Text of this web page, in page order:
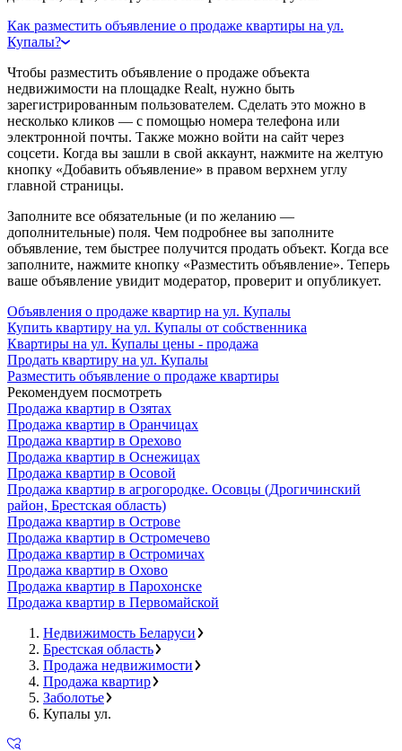
Как разместить объявление о продаже квартиры на ул.
Купалы?
Чтобы разместить объявление о продаже объекта
недвижимости на площадке Realt, нужно быть
зарегистрированным пользователем. Сделать это можно в
несколько кликов — с помощью номера телефона или
электронной почты. Также можно войти на сайт через
соцсети. Когда вы зашли в свой аккаунт, нажмите на желтую
кнопку «Добавить объявление» в правом верхнем углу
главной страницы.
Заполните все обязательные (и по желанию —
дополнительные) поля. Чем подробнее вы заполните
объявление, тем быстрее получится продать объект. Когда все
заполните, нажмите кнопку «Разместить объявление». Теперь
ваше объявление увидит модератор, проверит и опубликует.
Объявления о продаже квартир на ул. Купалы
Купить квартиру на ул. Купалы от собственника
Квартиры на ул. Купалы цены - продажа
Продать квартиру на ул. Купалы
Разместить объявление о продаже квартиры
Рекомендуем посмотреть
Продажа квартир в Озятах
Продажа квартир в Оранчицах
Продажа квартир в Орехово
Продажа квартир в Оснежицах
Продажа квартир в Осовой
Продажа квартир в агрогородке. Осовцы (Дрогичинский
район, Брестская область)
Продажа квартир в Острове
Продажа квартир в Остромечево
Продажа квартир в Остромичах
Продажа квартир в Охово
Продажа квартир в Парохонске
Продажа квартир в Первомайской
Недвижимость Беларуси
Брестская область
Продажа недвижимости
Продажа квартир
Заболотье
Купалы ул.